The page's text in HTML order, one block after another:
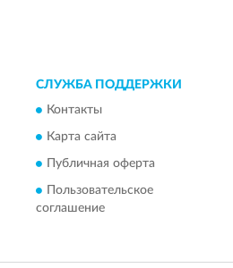
СЛУЖБА ПОДДЕРЖКИ
Контакты
Карта сайта
Публичная оферта
Пользовательское
соглашение